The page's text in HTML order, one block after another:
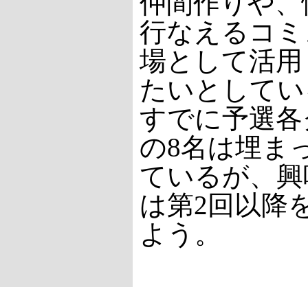
行なえるコ
場として活
たいとして
すでに予選
の8名は埋ま
ているが、
は第2回以降
よう。